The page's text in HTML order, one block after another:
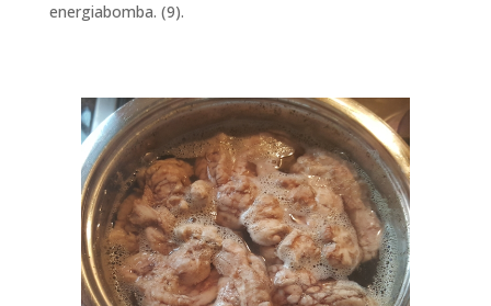
energiabomba. (9).